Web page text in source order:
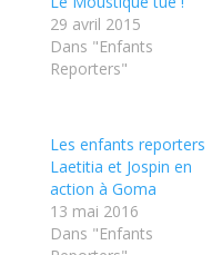
29 avril 2015
Dans "Enfants
Reporters"
Les enfants reporters
Laetitia et Jospin en
action à Goma
13 mai 2016
Dans "Enfants